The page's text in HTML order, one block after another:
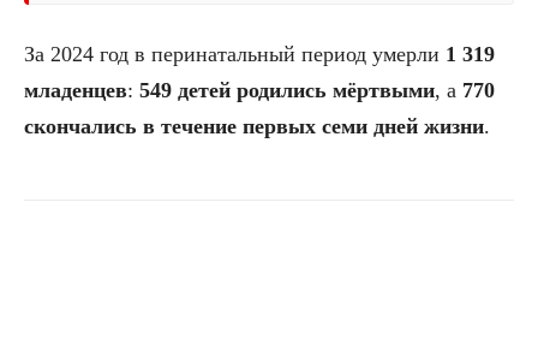
За 2024 год в перинатальный период умерли 1 319
младенцев: 549 детей родились мёртвыми, а 770
скончались в течение первых семи дней жизни.